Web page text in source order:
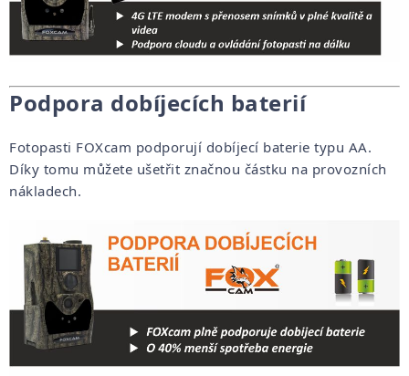
Podpora dobíjecích baterií
Fotopasti FOXcam podporují dobíjecí baterie typu AA.
Díky tomu můžete ušetřit značnou částku na provozních
nákladech.